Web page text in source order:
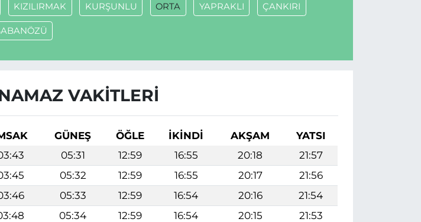
KIZILIRMAK KURŞUNLU ORTA YAPRAKLI ÇANKIRI
VAKITLERI
GÜNEŞ ÖĞLE İKINDI AKŞAM
YATSI
05:31 12:59 16:55 20:18
21:57
05:32 12:59 16:55 20:17
21:56
05:33 12:59 16:54 20:16
21:54
05:34 12:59 16:54 20:15
21:53